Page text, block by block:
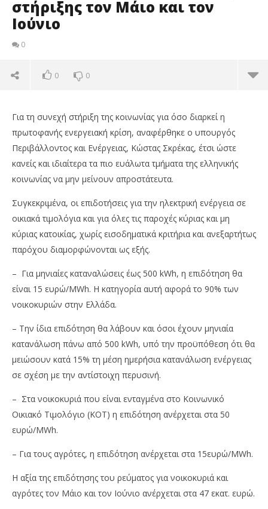
στήριξης τον Μάιο και τον
Ιούνιο
0
0 0
NOW VIEWING
Κώστας Σκρέκας: Με νέα μέτρα στήριξης τον Μάιο
και τον Ιούνιο
05/05/2023
Για τη συνεχή στήριξη της κοινωνίας για όσο διαρκεί η
πρωτοφανής ενεργειακή κρίση, αναφέρθηκε ο υπουργός
Περιβάλλοντος και Ενέργειας, Κώστας Σκρέκας, έτσι ώστε
κανείς και ιδιαίτερα τα πιο ευάλωτα τμήματα της ελληνικής
κοινωνίας να μην μείνουν απροστάτευτα.
Συγκεκριμένα, οι επιδοτήσεις για την ηλεκτρική ενέργεια σε
οικιακά τιμολόγια και για όλες τις παροχές κύριας και μη
κύριας κατοικίας, χωρίς εισοδηματικά κριτήρια και ανεξαρτήτως
παρόχου διαμορφώνονται ως εξής.
– Για μηνιαίες καταναλώσεις έως 500 kWh, η επιδότηση θα
είναι 15 ευρώ/MWh. Η κατηγορία αυτή αφορά το 90% των
νοικοκυριών στην Ελλάδα.
– Την ίδια επιδότηση θα λάβουν και όσοι έχουν μηνιαία
κατανάλωση πάνω από 500 kWh, υπό την προϋπόθεση ότι θα
μειώσουν κατά 15% τη μέση ημερήσια κατανάλωση ενέργειας
σε σχέση με την αντίστοιχη περυσινή.
– Στα νοικοκυριά που είναι ενταγμένα στο Κοινωνικό
Οικιακό Τιμολόγιο (ΚΟΤ) η επιδότηση ανέρχεται στα 50
ευρώ/MWh.
– Για τους αγρότες, η επιδότηση ανέρχεται στα 15ευρώ/MWh.
Η αξία της επιδότησης του ρεύματος για νοικοκυριά και
αγρότες τον Μάιο και τον Ιούνιο ανέρχεται στα 47 εκατ. ευρώ.